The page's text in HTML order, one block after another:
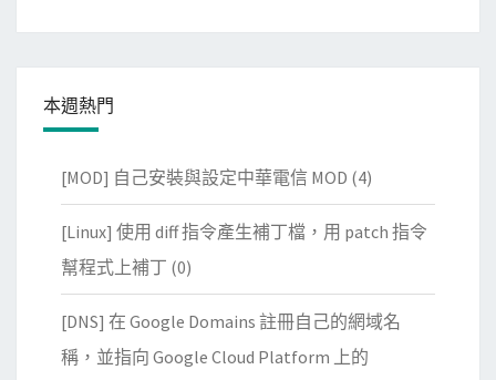
本週熱門
[MOD] 自己安裝與設定中華電信 MOD (4)
[Linux] 使用 diff 指令產生補丁檔，用 patch 指令
幫程式上補丁 (0)
[DNS] 在 Google Domains 註冊自己的網域名
稱，並指向 Google Cloud Platform 上的